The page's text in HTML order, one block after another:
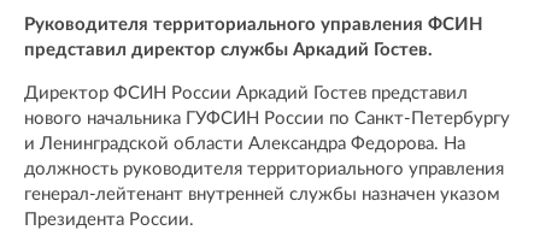
Руководителя территориального управления ФСИН
представил директор службы Аркадий Гостев.
Директор ФСИН России Аркадий Гостев представил
нового начальника ГУФСИН России по Санкт-Петербургу
и Ленинградской области Александра Федорова. На
должность руководителя территориального управления
генерал-лейтенант внутренней службы назначен указом
Президента России.